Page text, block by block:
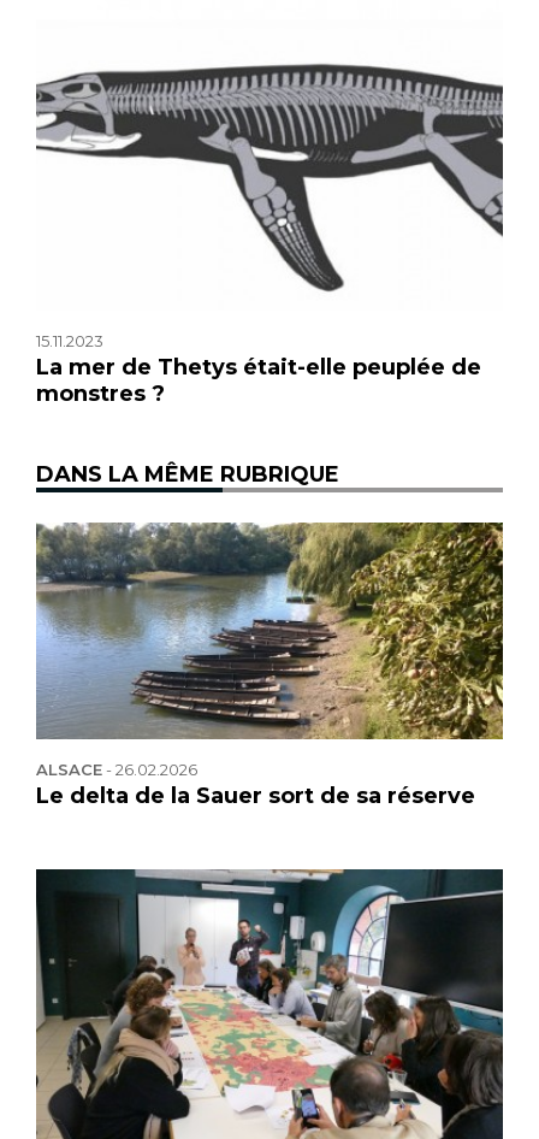
15.11.2023
La mer de Thetys était-elle peuplée de
monstres ?
DANS LA MÊME RUBRIQUE
ALSACE-26.02.2026
Le delta de la Sauer sort de sa réserve